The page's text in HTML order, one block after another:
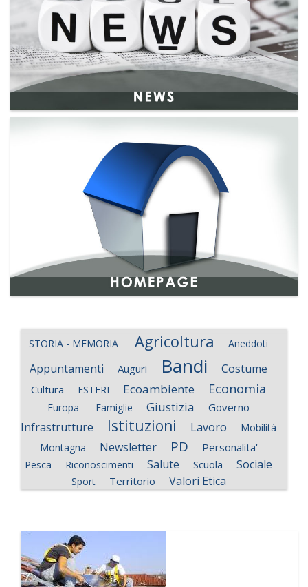
STORIA - MEMORIA Agricoltura Aneddoti
Appuntamenti Auguri Bandi Costume
Cultura ESTERI Ecoambiente Economia
Europa Famiglie Giustizia Governo
Infrastrutture Istituzioni Lavoro
Mobilità
Montagna
Newsletter PD Personalita'
Pesca Riconoscimenti Salute Scuola Sociale
Sport Territorio Valori Etica